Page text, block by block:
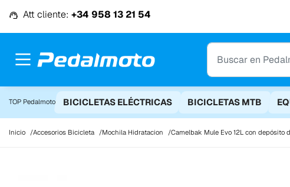
Att cliente: +34 958 13 21 54
TOP Pedalmoto BICICLETAS ELÉCTRICAS BICICLETAS MTB
Inicio Accesorios Bicicleta Mochila Hidratacion Camelbak Mule Evo 12L con